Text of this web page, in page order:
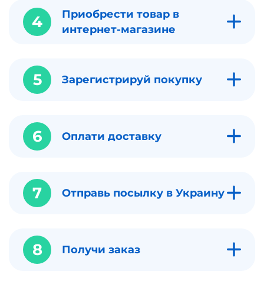
4
Приобрести товар в
интернет-магазине
5 Зарегистрируй покупку
6 Оплати доставку
7 Отправь посылку в Украину
8 Получи заказ